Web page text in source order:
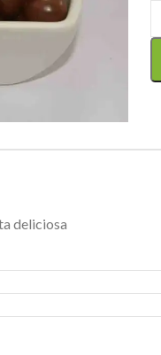
deliciosa